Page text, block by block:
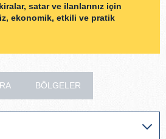
satar ve ilanlarınız için
ekonomik, etkili ve pratik
BÖLGELER